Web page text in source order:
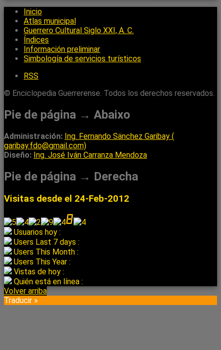
Inicio
Atlas municipal
Guerrero Cultural Siglo XXI, A. C.
Índices
Información preliminar
Simbología de servicios turísticos
RSS
© Enciclopedia Guerrerense. Todos los derechos reservados.
Pie de página → Abaixo
Administración: Ing. Fernando Sänchez Garibay (
garibay.fdo@gmail.com)
Diseño: Ing. José Iván Carranza Mendoza
Pie de página → Derecha
Visitas desde el 24-Feb-2012
Usuarios hoy :
Users Last 7 days :
Users This Month :
Users This Year :
Vistas de hoy :
Quién está en línea :
Volver arriba
Traducir »